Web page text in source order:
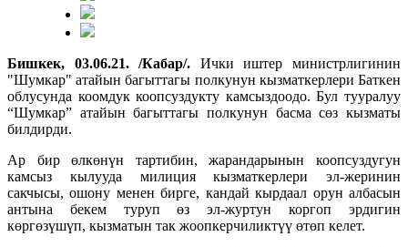
Бишкек, 03.06.21. /Кабар/. Ички иштер министрлигинин
"Шумкар" атайын багыттагы полкунун кызматкерлери Баткен
облусунда коомдук коопсуздукту камсыздоодо. Бул тууралуу
“Шумкар” атайын багыттагы полкунун басма сөз кызматы
билдирди.
Ар бир өлкөнүн тартибин, жарандарынын коопсуздугун
камсыз кылууда милиция кызматкерлери эл-жеринин
сакчысы, ошону менен бирге, кандай кырдаал орун албасын
антына бекем туруп өз эл-журтун коргоп эрдигин
көргөзүшүп, кызматын так жоопкерчиликтүү өтөп келет.